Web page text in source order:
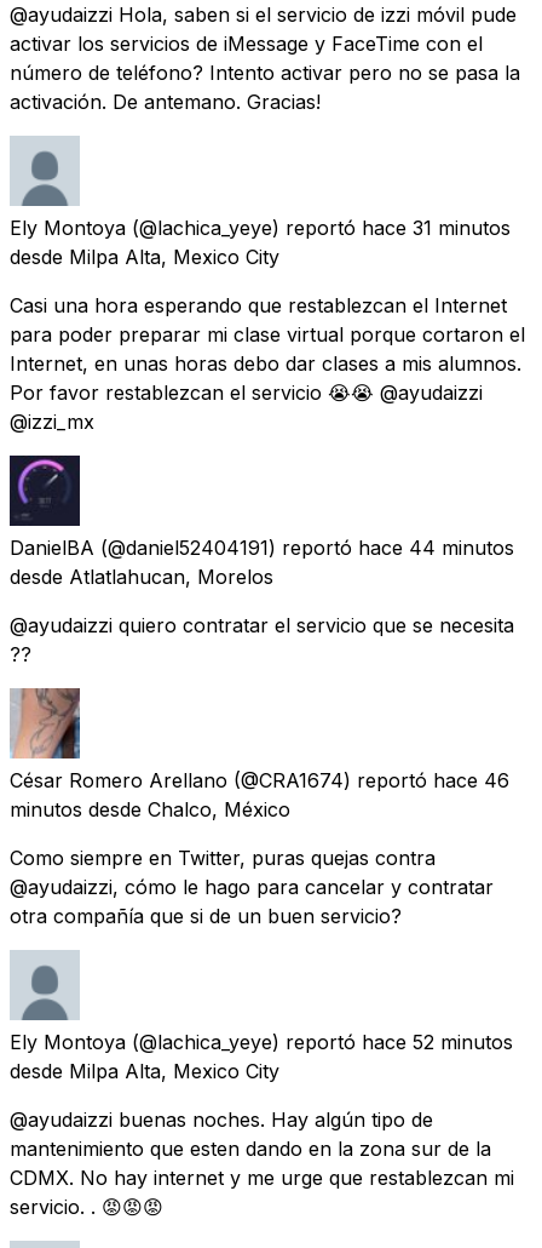
@ayudaizzi Hola, saben si el servicio de izzi móvil pude
activar los servicios de iMessage y FaceTime con el
número de teléfono? Intento activar pero no se pasa la
activación. De antemano. Gracias!
Ely Montoya (@lachica_yeye) reportó hace 31 minutos
desde Milpa Alta, Mexico City
Casi una hora esperando que restablezcan el Internet
para poder preparar mi clase virtual porque cortaron el
Internet, en unas horas debo dar clases a mis alumnos.
Por favor restablezcan el servicio 😭😭 @ayudaizzi
@izzi_mx
DanielBA (@daniel52404191) reportó hace 44 minutos
desde Atlatlahucan, Morelos
@ayudaizzi quiero contratar el servicio que se necesita
??
César Romero Arellano (@CRA1674) reportó hace 46
minutos desde Chalco, México
Como siempre en Twitter, puras quejas contra
@ayudaizzi, cómo le hago para cancelar y contratar
otra compañía que si de un buen servicio?
Ely Montoya (@lachica_yeye) reportó hace 52 minutos
desde Milpa Alta, Mexico City
@ayudaizzi buenas noches. Hay algún tipo de
mantenimiento que esten dando en la zona sur de la
CDMX. No hay internet y me urge que restablezcan mi
servicio. . 😡😡😡